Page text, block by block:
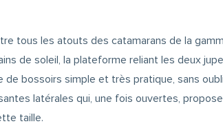
tous les atouts des catamarans de la
de soleil, la plateforme reliant les deux
bossoirs simple et très pratique, sans
latérales qui, une fois ouvertes,
taille.